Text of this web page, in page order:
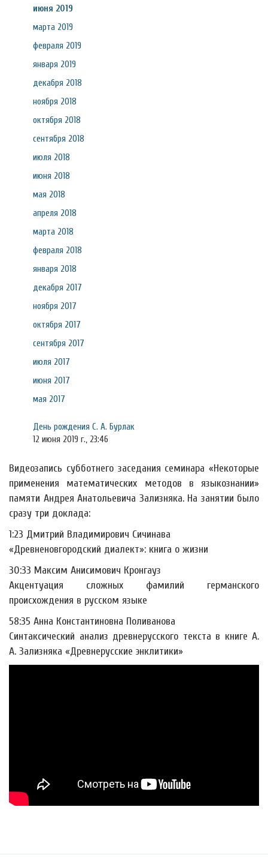
июня 2019
марта 2019
февраля 2019
января 2019
декабря 2018
ноября 2018
октября 2018
сентября 2018
июля 2018
июня 2018
мая 2018
апреля 2018
марта 2018
февраля 2018
января 2018
декабря 2017
ноября 2017
октября 2017
сентября 2017
июля 2017
июня 2017
мая 2017
День рождения С. А. Бурлак
12 июня 2019 г., 23:46
Видеозапись субботнего заседания семинара «Некоторые
применения математических методов в языкознании»
памяти Андрея Анатольевича Зализняка. На занятии было
сразу три доклада:
1:23 Дмитрий Владимирович Сичинава
«Древненовгородский диалект»: книга о жизни
30:33 Максим Анисимович Кронгауз
Акцентуация сложных фамилий германского
происхождения в русском языке
58:35 Анна Константиновна Поливанова
Синтаксический анализ древнерусского текста в книге А.
А. Зализняка «Древнерусские энклитики»